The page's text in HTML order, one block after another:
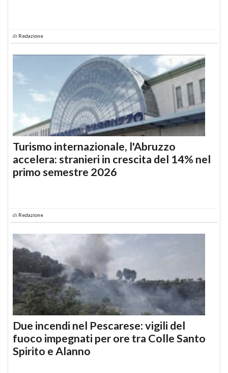
di Redazione
Turismo internazionale, l'Abruzzo
accelera: stranieri in crescita del 14% nel
primo semestre 2026
di Redazione
Due incendi nel Pescarese: vigili del
fuoco impegnati per ore tra Colle Santo
Spirito e Alanno